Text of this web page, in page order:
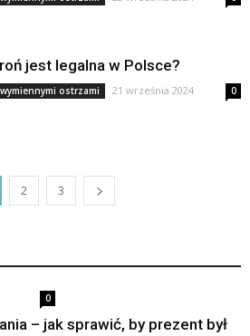
jest legalna w Polsce?
ostrzami 21 września 2024 0
2 3
0
– jak sprawić, by prezent był